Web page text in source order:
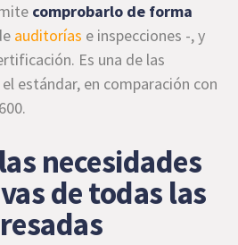
comprobarlo de forma
auditorías e inspecciones -, y
Es una de las
estándar, en comparación con
necesidades
de todas las